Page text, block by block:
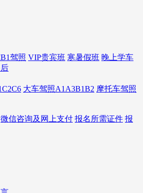
驾照 VIP贵宾班 寒暑假班 晚上学车
大车驾照A1A3B1B2 摩托车驾照
微信咨询及网上支付 报名所需证件 报